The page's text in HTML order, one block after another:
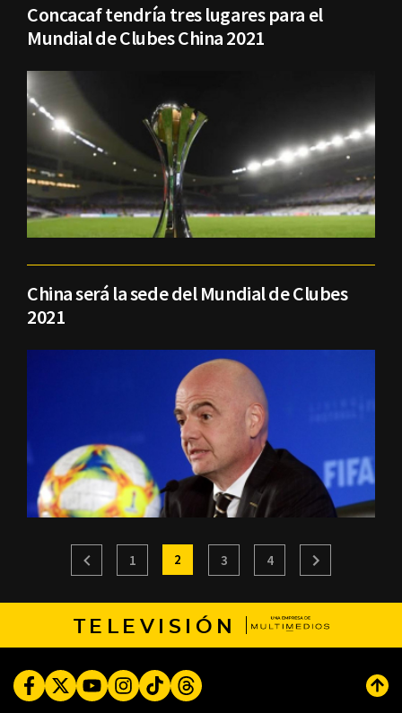
Concacaf tendría tres lugares para el
Mundial de Clubes China 2021
China será la sede del Mundial de Clubes
2021
1 2 3 4
TELEVISIÓN
FacebookTwitterYoutubeInstagram
TikTokThreads